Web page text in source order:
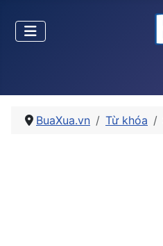
BuaXua.vn Từ khóa